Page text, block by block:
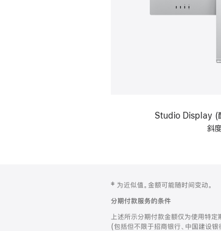
Studio Display (配
斜
页
脚
注
‡ 为近似值。金额可能随时间变动。
分期付款服务的条件
上述所示分期付款金额仅为使用特
(包括但不限于招商银行、中国建设